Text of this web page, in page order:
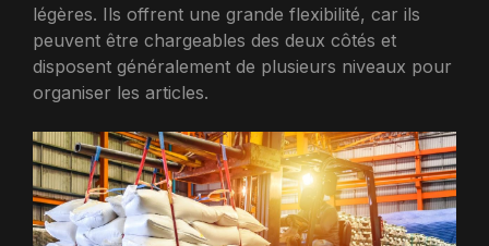
légères. Ils offrent une grande flexibilité, car ils
peuvent être chargeables des deux côtés et
disposent généralement de plusieurs niveaux pour
organiser les articles.